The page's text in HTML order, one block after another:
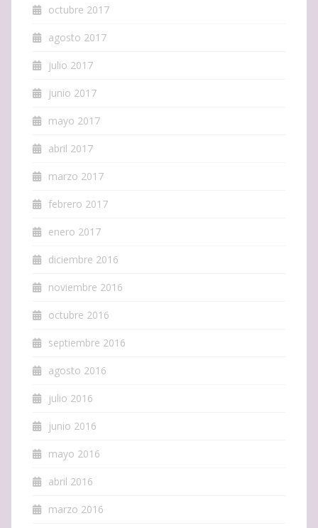
octubre 2017
agosto 2017
julio 2017
junio 2017
mayo 2017
abril 2017
marzo 2017
febrero 2017
enero 2017
diciembre 2016
noviembre 2016
octubre 2016
septiembre 2016
agosto 2016
julio 2016
junio 2016
mayo 2016
abril 2016
marzo 2016